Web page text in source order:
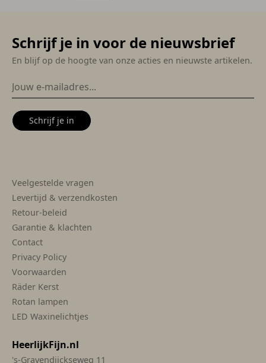
Schrijf je in voor de nieuwsbrief
En blijf op de hoogte van onze acties en nieuwste artikelen.
Schrijf je in
Veelgestelde vragen
Levertijd & verzendkosten
Retour-beleid
Garantie & klachten
Contact
Privacy Policy
Voorwaarden
Räder Kerst
Rotan lampen
LED Waxinelichtjes
HeerlijkFijn.nl
's-Gravendijckseweg 11